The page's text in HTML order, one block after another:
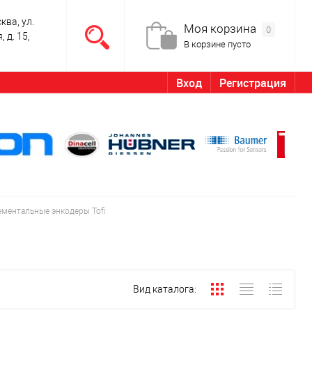
ул.
д. 15,
Моя корзина
0
В корзине пусто
Вход Регистрация
энкодеры Tofi
Вид каталога: